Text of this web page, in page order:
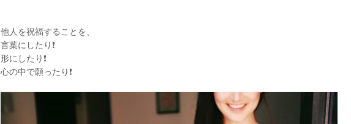
他人を祝福することを、
言葉にしたり❗️
形にしたり❗️
心の中で願ったり❗️